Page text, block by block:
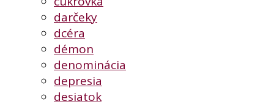
darčeky
dcéra
démon
denominácia
depresia
desiatok